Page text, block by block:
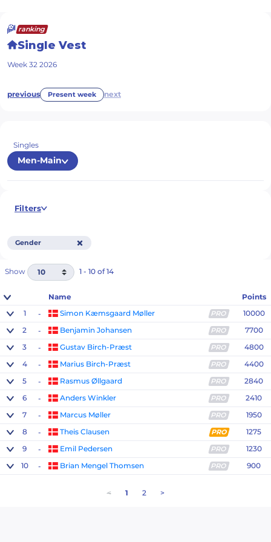
ranking
Single Vest
Week 32 2026
previous Present week next
Singles
Men-Main
Filters
Gender
Show 1 - 10 of 14
Name
Points
1
- Simon Kæmsgaard Møller PRO
10000
2
- Benjamin Johansen PRO
7700
3
- Gustav Birch-Præst PRO
4800
4
- Marius Birch-Præst PRO
4400
5
- Rasmus Øllgaard PRO
2840
6
- Anders Winkler PRO
2410
7
- Marcus Møller PRO
1950
8
- Theis Clausen PRO
1275
9
- Emil Pedersen PRO
1230
10
- Brian Mengel Thomsen PRO 900
< 1 2 >